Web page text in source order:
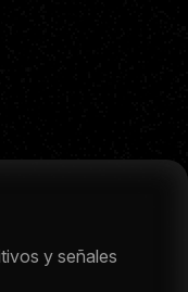
y señales